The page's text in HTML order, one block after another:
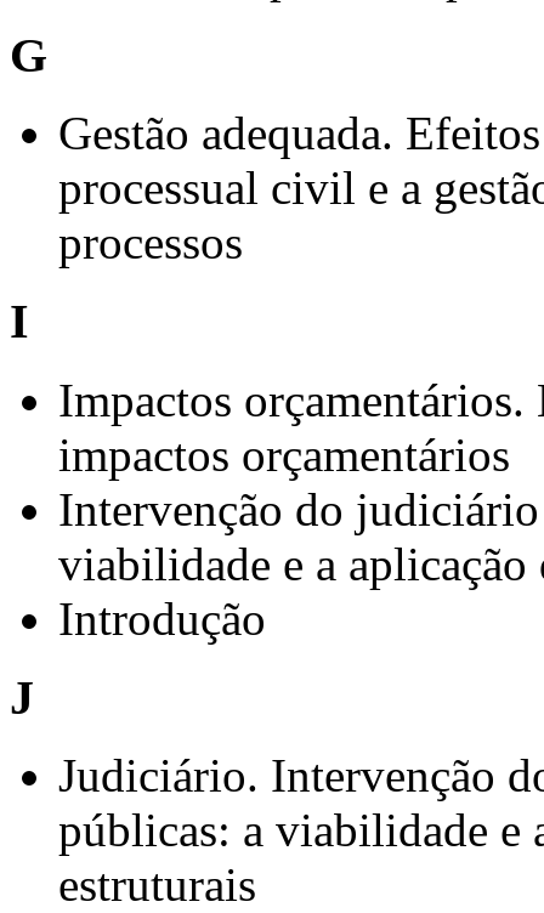
G
Gestão adequada.
processual civil e a
processos
I
Impactos
impactos orçamentários
Intervenção do
viabilidade e a aplicação
Introdução
J
Judiciário. Intervenção
públicas: a viabilidade e
estruturais